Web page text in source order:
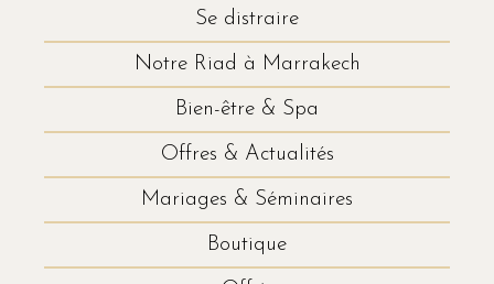
Se distraire
Notre Riad à Marrakech
Bien-être & Spa
Offres & Actualités
Mariages & Séminaires
Boutique